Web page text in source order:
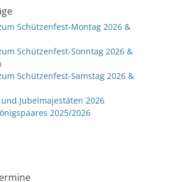
Schützenfest-Montag 2026 &
Schützenfest-Sonntag 2026 &
Schützenfest-Samstag 2026 &
Jubelmajestäten 2026
2025/2026